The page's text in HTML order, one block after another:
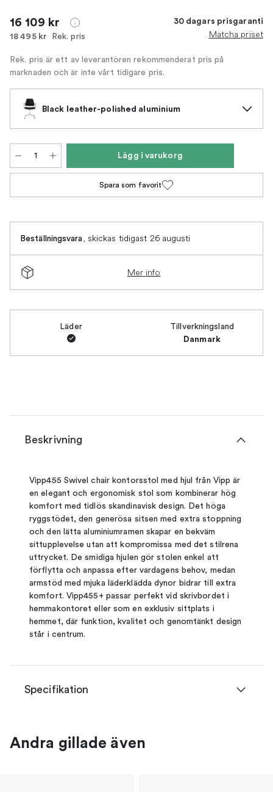
16 109 kr
18 495 kr Rek. pris
30 dagars prisgaranti
Matcha priset
Rek. pris är ett av leverantören rekommenderat pris på
marknaden och är inte vårt tidigare pris.
Black leather-polished aluminium
Lägg i varukorg
Spara som favorit
Beställningsvara, skickas tidigast 26 augusti
Mer info
Läder Tillverkningsland
Danmark
Beskrivning
Vipp455 Swivel chair kontorsstol med hjul från Vipp är
en elegant och ergonomisk stol som kombinerar hög
komfort med tidlös skandinavisk design. Det höga
ryggstödet, den generösa sitsen med extra stoppning
och den lätta aluminiumramen skapar en bekväm
sittupplevelse utan att kompromissa med det stilrena
uttrycket. De smidiga hjulen gör stolen enkel att
förflytta och anpassa efter vardagens behov, medan
armstöd med mjuka läderklädda dynor bidrar till extra
komfort. Vipp455+ passar perfekt vid skrivbordet i
hemmakontoret eller som en exklusiv sittplats i
hemmet, där funktion, kvalitet och genomtänkt design
står i centrum.
Specifikation
Andra gillade även